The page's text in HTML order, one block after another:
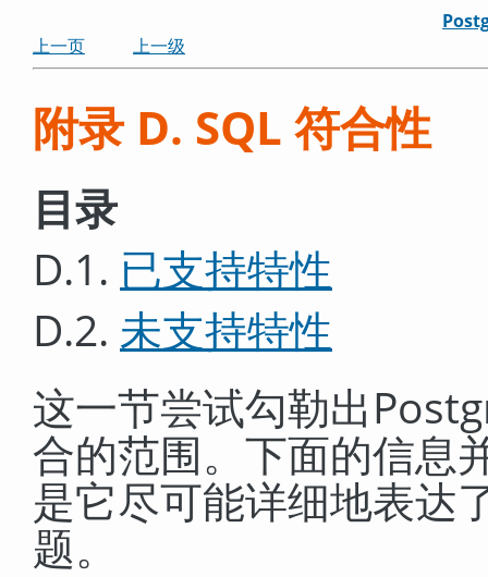
上一页
上一级
附录 D. SQL 符合性
目录
D.1. 已支持特性
D.2. 未支持特性
这一节尝试勾勒出
合的范围。下面的信息
是它尽可能详细地表达
题。